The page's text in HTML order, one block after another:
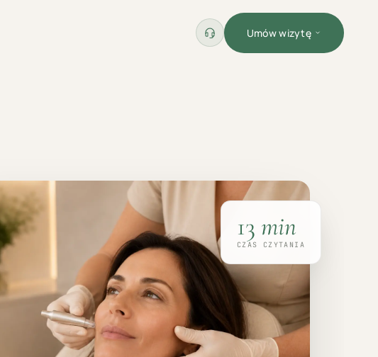
Umów wizytę
13 min
CZAS CZYTANIA